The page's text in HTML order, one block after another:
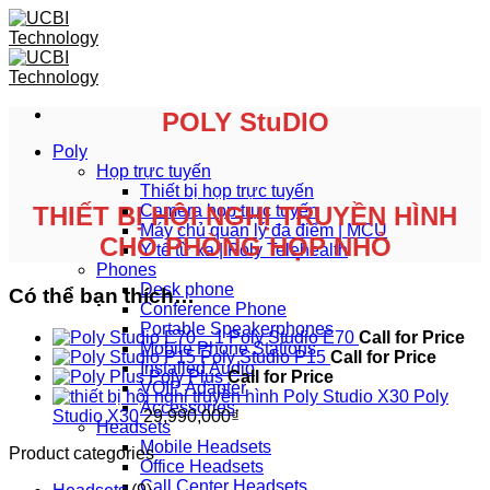
Skip
to
content
Poly
Họp trực tuyến
Thiết bị họp trực tuyến
Camera họp trực tuyến
Máy chủ quản lý đa điểm | MCU
Y tế từ xa | Poly Telehealth
Phones
Desk phone
Conference Phone
Portable Speakerphones
Mobile Phone Stations
Installed Audio
VOIP Adapter
Accessories
Headsets
Mobile Headsets
Office Headsets
Call Center Headsets
POLY StuDIO
THIẾT BỊ HỘI NGHỊ TRUYỀN HÌNH
CHO PHÒNG HỌP NHỎ
Có thể bạn thích…
Poly Studio E70 Call for Price
Poly Studio P15 Call for Price
Poly Plus Call for Price
Poly
Studio X30 29,990,000₫
Product categories